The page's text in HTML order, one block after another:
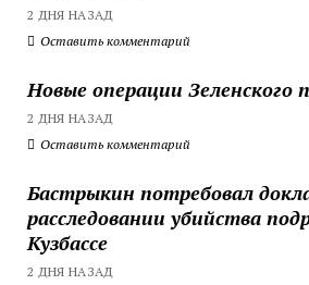
2 ДНЯ НАЗАД
Оставить комментарий
Новые операции Зеленского
2 ДНЯ НАЗАД
Оставить комментарий
Бастрыкин потребовал
расследовании убийства
Кузбассе
2 ДНЯ НАЗАД